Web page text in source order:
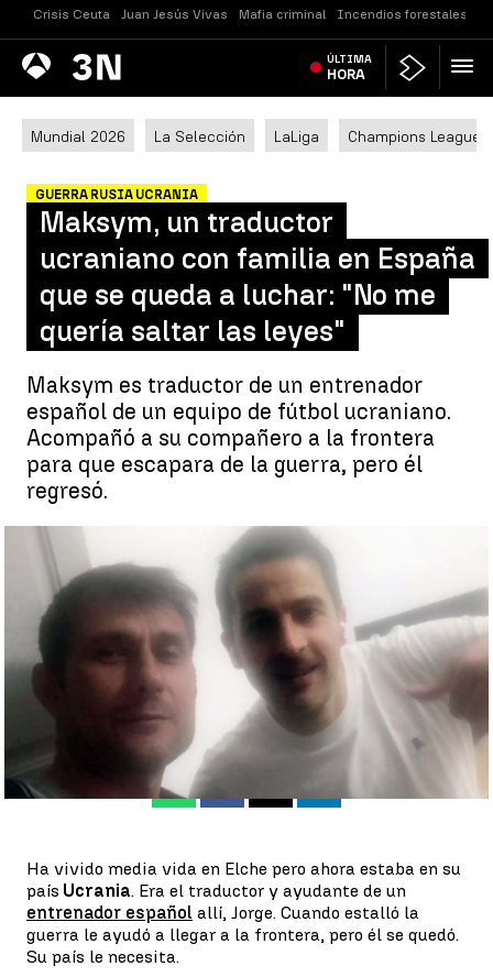
Crisis Ceuta Juan Jesús Vivas Mafia criminal Incendios forestales
Antena
3 Noticias ÚLTIMA
HORA
Mundial 2026 La Selección LaLiga Champions League
GUERRA RUSIA UCRANIA
Maksym, un traductor
ucraniano con familia en España
que se queda a luchar: "No me
quería saltar las leyes"
Maksym es traductor de un entrenador
español de un equipo de fútbol ucraniano.
Acompañó a su compañero a la frontera
para que escapara de la guerra, pero él
regresó.
Maksym, un traductor ucraniano con mujer e hijos en España
que queda a luchar: |
ANTENA 3 NOTICIAS
Antena 3 Deportes
02 de marzo de 2022, 15:50
WhatsappFacebook
X Linkedin
Ha vivido media vida en Elche pero ahora estaba en su
país Ucrania. Era el traductor y ayudante de un
entrenador español allí, Jorge. Cuando estalló la
guerra le ayudó a llegar a la frontera, pero él se quedó.
Su país le necesita.